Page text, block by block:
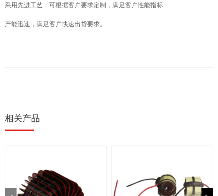
采用先进工艺；可根据客户要求定制，满足客户性能指标
产能迅速，满足客户快速出货要求。
相关产品